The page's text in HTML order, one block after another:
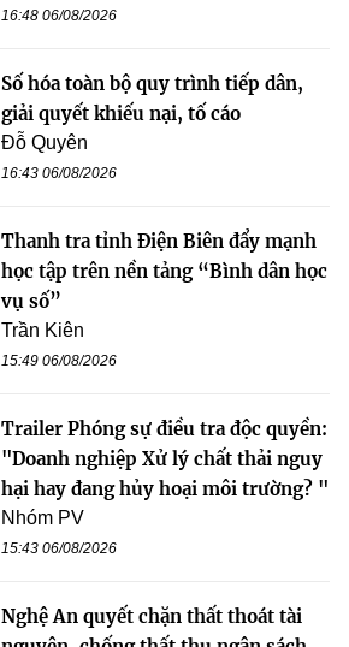
16:48 06/08/2026
Số hóa toàn bộ quy trình tiếp dân,
giải quyết khiếu nại, tố cáo
Đỗ Quyên
16:43 06/08/2026
Thanh tra tỉnh Điện Biên đẩy mạnh
học tập trên nền tảng “Bình dân học
vụ số”
Trần Kiên
15:49 06/08/2026
Trailer Phóng sự điều tra độc quyền:
"Doanh nghiệp Xử lý chất thải nguy
hại hay đang hủy hoại môi trường? "
Nhóm PV
15:43 06/08/2026
Nghệ An quyết chặn thất thoát tài